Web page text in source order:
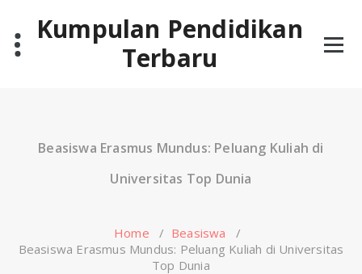
contentKumpulan Pendidikan
Terbaru
Beasiswa Erasmus Mundus: Peluang Kuliah di
Universitas Top Dunia
Home / Beasiswa /
Beasiswa Erasmus Mundus: Peluang Kuliah di Universitas
Top Dunia